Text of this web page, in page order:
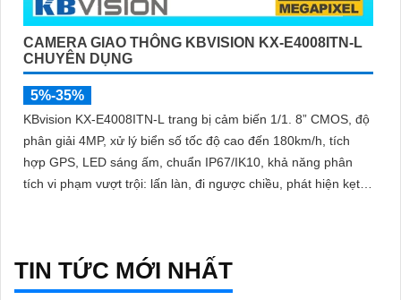
CAMERA GIAO THÔNG KBVISION KX-E4008ITN-L
CHUYÊN DỤNG
5%-35%
KBvision KX-E4008ITN-L trang bị cảm biến 1/1. 8” CMOS, độ
phân giải 4MP, xử lý biển số tốc độ cao đến 180km/h, tích
hợp GPS, LED sáng ấm, chuẩn IP67/IK10, khả năng phân
tích vi phạm vượt trội: lấn làn, đi ngược chiều, phát hiện kẹt
TIN TỨC MỚI NHẤT